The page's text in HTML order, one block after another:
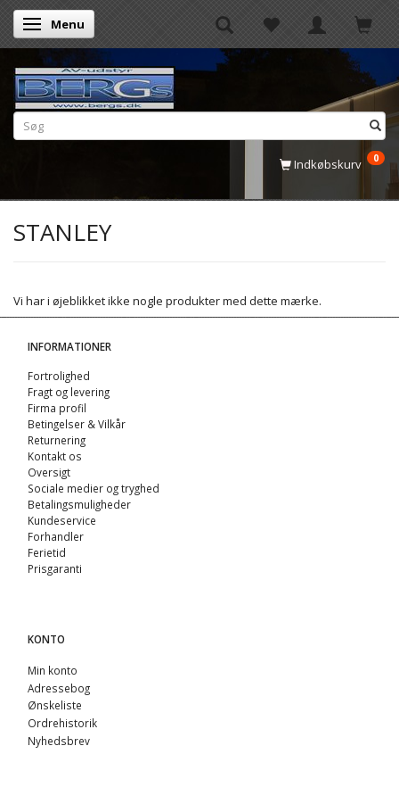
Skifte navigation
Menu
Indkøbskurv 0
STANLEY
Vi har i øjeblikket ikke nogle produkter med dette mærke.
INFORMATIONER
Fortrolighed
Fragt og levering
Firma profil
Betingelser & Vilkår
Returnering
Kontakt os
Oversigt
Sociale medier og tryghed
Betalingsmuligheder
Kundeservice
Forhandler
Ferietid
Prisgaranti
KONTO
Min konto
Adressebog
Ønskeliste
Ordrehistorik
Nyhedsbrev